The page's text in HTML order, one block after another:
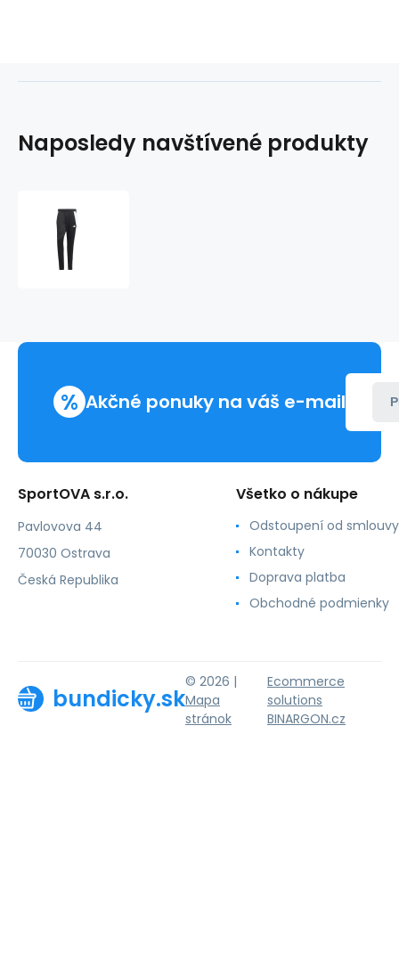
Naposledy navštívené produkty
% Akčné ponuky na váš e-mail
SportOVA s.r.o.
Pavlovova 44
70030 Ostrava
Česká Republika
Všetko o nákupe
Odstoupení od smlouvy
Kontakty
Doprava platba
Obchodné podmienky
bundicky.sk
© 2026 |
Mapa
stránok
Ecommerce
solutions
BINARGON.cz